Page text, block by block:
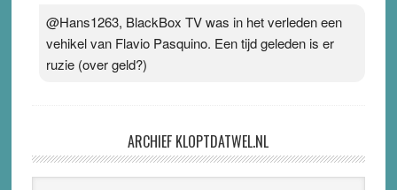
@Hans1263, BlackBox TV was in het verleden een
vehikel van Flavio Pasquino. Een tijd geleden is er
ruzie (over geld?)
ARCHIEF KLOPTDATWEL.NL